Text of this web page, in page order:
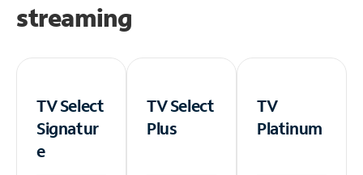
streaming
TV Select
Signatur
e
TV Select
Plus
TV
Platinum